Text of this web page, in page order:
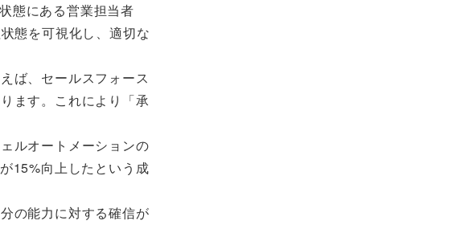
態にある営業担当者
態を可視化し、適切な
ば、セールスフォース
ます。これにより「承
ルオートメーションの
15%向上したという成
の能力に対する確信が